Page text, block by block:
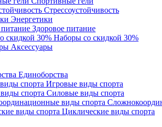
Стрессоустойчивость
Энергетики
Здоровое питание
Наборы со скидкой 30%
Аксессуары
Единоборства
Игровые виды спорта
Силовые виды спорта
Циклические виды спорта